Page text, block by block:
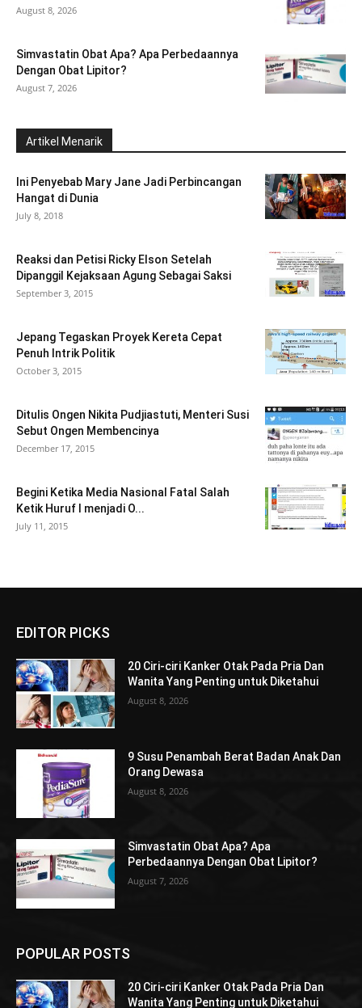
August 8, 2026
Simvastatin Obat Apa? Apa Perbedaannya
Dengan Obat Lipitor?
August 7, 2026
Artikel Menarik
Ini Penyebab Mary Jane Jadi Perbincangan
Hangat di Dunia
July 8, 2018
Reaksi dan Petisi Ricky Elson Setelah
Dipanggil Kejaksaan Agung Sebagai Saksi
September 3, 2015
Jepang Tegaskan Proyek Kereta Cepat
Penuh Intrik Politik
October 3, 2015
Ditulis Ongen Nikita Pudjiastuti, Menteri Susi
Sebut Ongen Membencinya
December 17, 2015
Begini Ketika Media Nasional Fatal Salah
Ketik Huruf I menjadi O...
July 11, 2015
EDITOR PICKS
20 Ciri-ciri Kanker Otak Pada Pria Dan
Wanita Yang Penting untuk Diketahui
August 8, 2026
9 Susu Penambah Berat Badan Anak Dan
Orang Dewasa
August 8, 2026
Simvastatin Obat Apa? Apa
Perbedaannya Dengan Obat Lipitor?
August 7, 2026
POPULAR POSTS
20 Ciri-ciri Kanker Otak Pada Pria Dan
Wanita Yang Penting untuk Diketahui